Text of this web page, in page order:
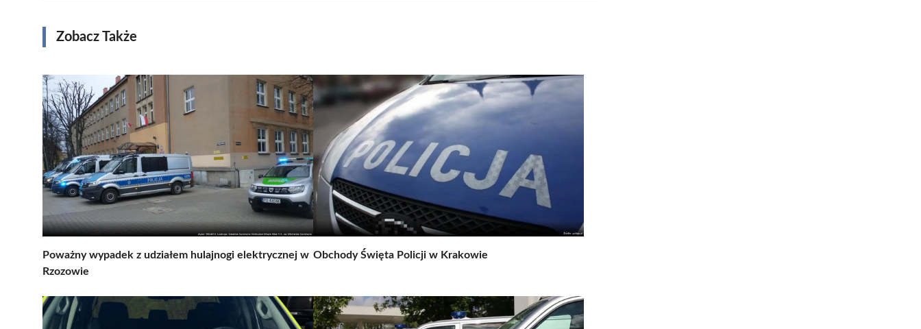
Zobacz Także
Poważny wypadek z udziałem hulajnogi elektrycznej w
Rzozowie
Obchody Święta Policji w Krakowie